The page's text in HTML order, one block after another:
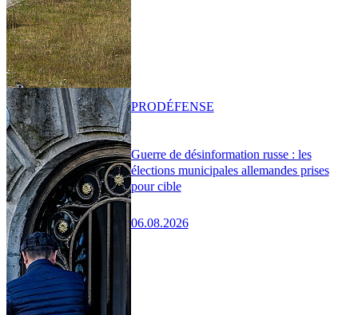
Guerre de désinformation russe : les
élections municipales allemandes prises
pour cible
06.08.2026
PRODÉFENSE